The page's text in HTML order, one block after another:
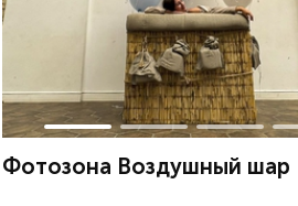
Фотозона Воздушный шар